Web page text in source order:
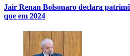
Jair Renan Bolsonaro declara
que em 2024